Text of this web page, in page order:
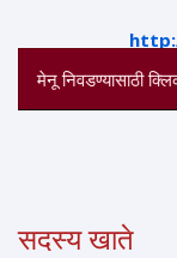
मेनू निवडण्यासाठी
सदस्य खाते